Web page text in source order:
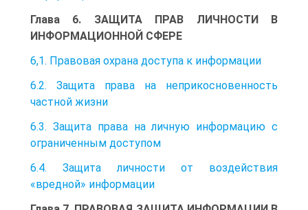
Глава 6. ЗАЩИТА ПРАВ ЛИЧНОСТИ В
ИНФОРМАЦИОННОЙ СФЕРЕ
6,1. Правовая охрана доступа к информации
6.2. Защита права на неприкосновенность
частной жизни
6.3. Защита права на личную информацию с
ограниченным доступом
6.4. Защита личности от воздействия
«вредной» информации